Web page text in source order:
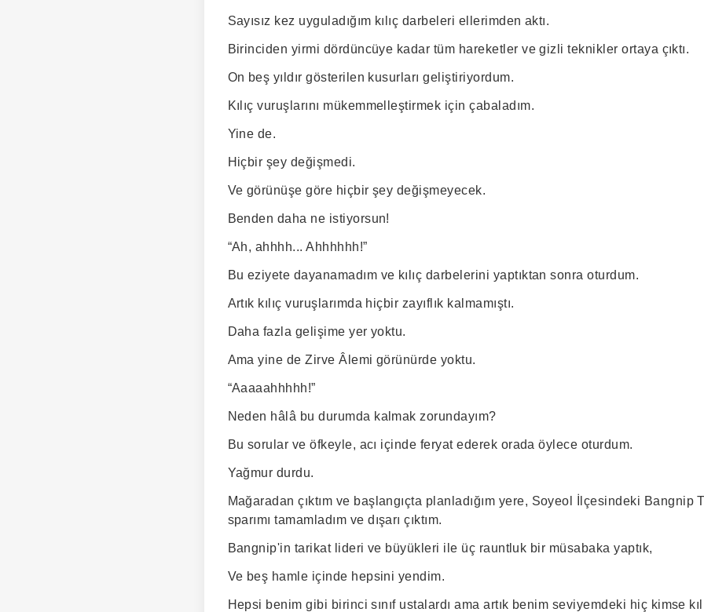
Sayısız kez uyguladığım kılıç darbeleri ellerimden aktı.
Birinciden yirmi dördüncüye kadar tüm hareketler ve gizli teknikler ortaya çıktı.
On beş yıldır gösterilen kusurları geliştiriyordum.
Kılıç vuruşlarını mükemmelleştirmek için çabaladım.
Yine de.
Hiçbir şey değişmedi.
Ve görünüşe göre hiçbir şey değişmeyecek.
Benden daha ne istiyorsun!
“Ah, ahhhh... Ahhhhhh!”
Bu eziyete dayanamadım ve kılıç darbelerini yaptıktan sonra oturdum.
Artık kılıç vuruşlarımda hiçbir zayıflık kalmamıştı.
Daha fazla gelişime yer yoktu.
Ama yine de Zirve Âlemi görünürde yoktu.
“Aaaaahhhhh!”
Neden hâlâ bu durumda kalmak zorundayım?
Bu sorular ve öfkeyle, acı içinde feryat ederek orada öylece oturdum.
Yağmur durdu.
Mağaradan çıktım ve başlangıçta planladığım yere, Soyeol İlçesindeki Bangnip
sparımı tamamladım ve dışarı çıktım.
Bangnip'in tarikat lideri ve büyükleri ile üç rauntluk bir müsabaka yaptık,
Ve beş hamle içinde hepsini yendim.
Hepsi benim gibi birinci sınıf ustalardı ama artık benim seviyemdeki hiç kimse